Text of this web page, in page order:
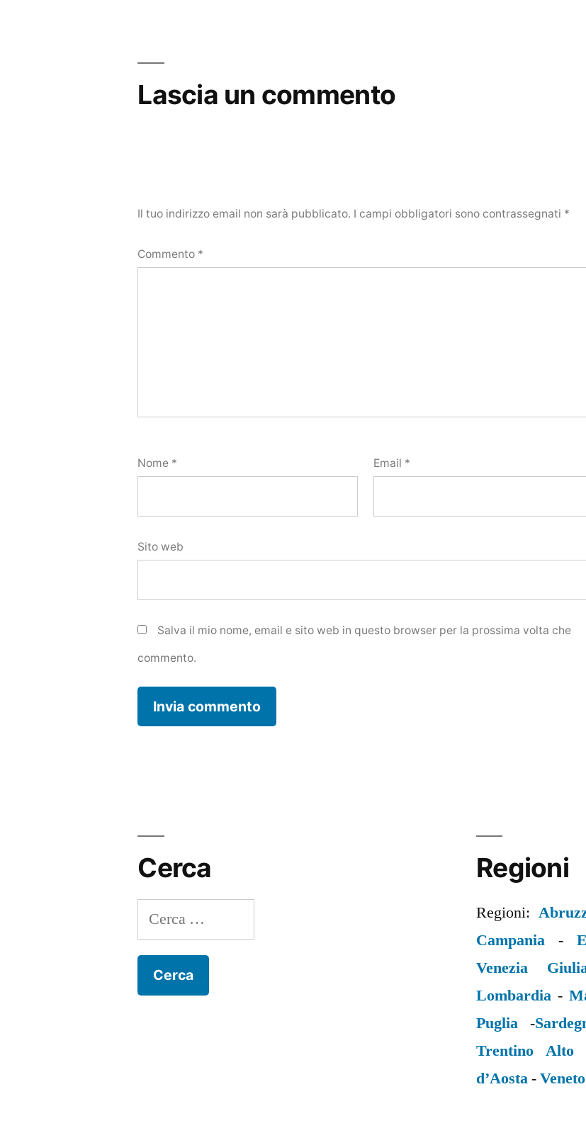
Lascia un commento
Il tuo indirizzo email non sarà pubblicato. I campi obbligatori sono contrassegnati *
Commento *
Nome * Email *
Sito web
Salva il mio nome, email e sito web in questo browser per la prossima volta che
commento.
Cerca
Ricerca
per:
Regioni
Regioni:
Campania -
Venezia
Lombardia -
Puglia -
Trentino Alto
d’Aosta-Veneto